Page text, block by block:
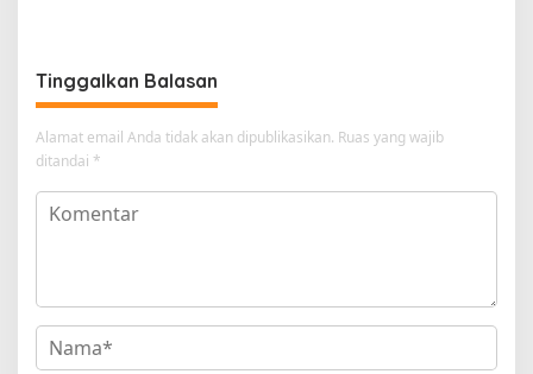
Tinggalkan Balasan
Alamat email Anda tidak akan dipublikasikan. Ruas yang wajib
ditandai *